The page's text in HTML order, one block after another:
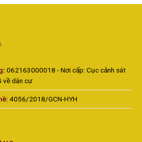
: 062163000018 - Nơi cấp: Cục cảnh sát
về dân cư
4056/2018/GCN-HYH